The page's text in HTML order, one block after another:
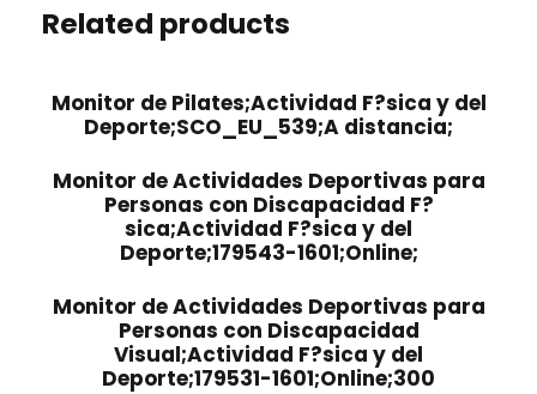
Related products
Monitor de Pilates;Actividad F?sica y del
Deporte;SCO_EU_539;A distancia;
Monitor de Actividades Deportivas para
Personas con Discapacidad F?
sica;Actividad F?sica y del
Deporte;179543-1601;Online;
Monitor de Actividades Deportivas para
Personas con Discapacidad
Visual;Actividad F?sica y del
Deporte;179531-1601;Online;300